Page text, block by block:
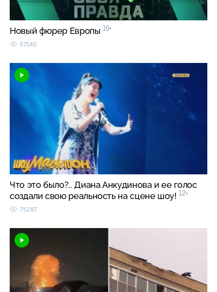
Новый фюрер Европы 16+
57140
Что это было?.. Диана Анкудинова и ее голос
создали свою реальность на сцене шоу! 12+
75287